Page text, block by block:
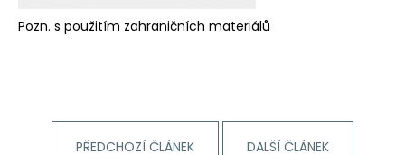
Pozn. s použitím zahraničních materiálů
PŘEDCHOZÍ ČLÁNEK DALŠÍ ČLÁNEK